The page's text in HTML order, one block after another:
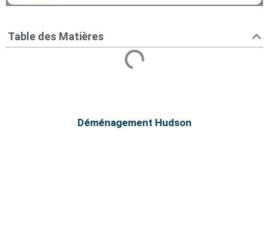
Déménagement Hudson
Table des Matières